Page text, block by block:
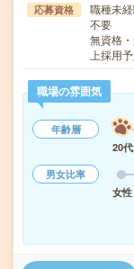
応募資格
職種未
不要
無資格
上採用
職場の雰囲気
年齢層
20代
男女比率
女性